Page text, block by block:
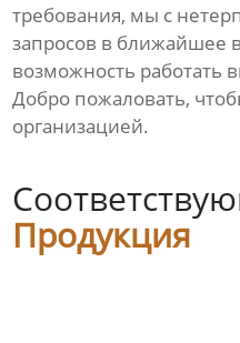
требования, мы с
запросов в ближайшее
возможность работать
Добро пожаловать,
организацией.
Продукция